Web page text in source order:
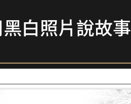
白照片說故事